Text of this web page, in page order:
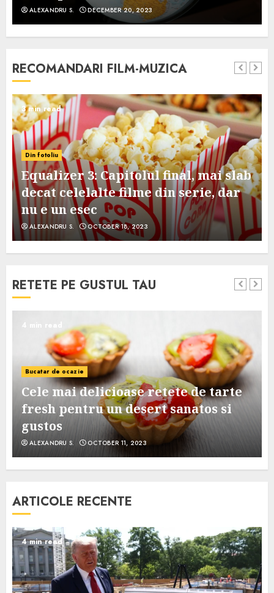
ALEXANDRU S. DECEMBER 20, 2023
RECOMANDARI FILM-MUZICA
3 min read
Din fotoliu
Equalizer 3: Capitolul final, mai slab
decat celelalte filme din serie, dar
nu e un esec
ALEXANDRU S. OCTOBER 18, 2023
RETETE PE GUSTUL TAU
4 min read
Bucatar de ocazie
Cele mai delicioase retete de tarte
fresh pentru un desert sanatos si
gustos
ALEXANDRU S. OCTOBER 11, 2023
ARTICOLE RECENTE
4 min read